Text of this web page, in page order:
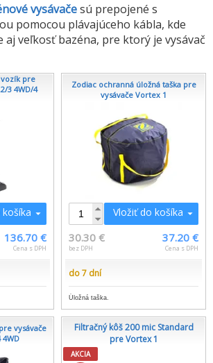
vysávačesú prepojené s
pomocou plávajúceho kábla, kde
aj veľkosť bazéna, pre ktorý je vysávač
pre
3 4WD/4
136.70 €
Cena s DPH
Zodiac ochranná úložná taška pre
vysávače Vortex 1
Vložiť do košíka
30.30 €
bez DPH
37.20 €
Cena s DPH
do 7 dní
Úložná taška.
vysávače
4WD
Filtračný kôš 200 mic Standard
pre Vortex 1
AKCIA